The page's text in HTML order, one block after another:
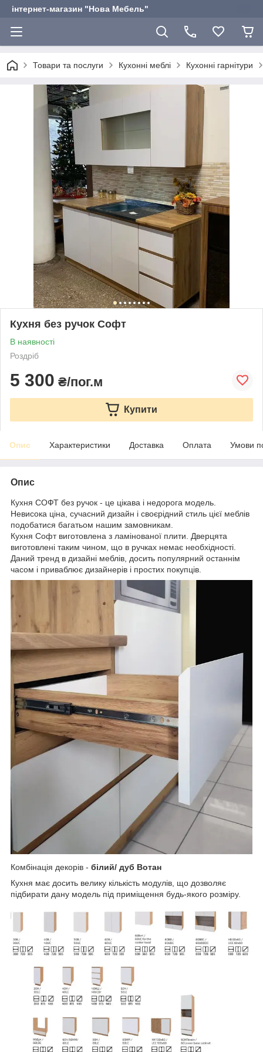
інтернет-магазин "Нова Мебель"
Товари та послуги Кухонні меблі Кухонні гарнітури
Кухня без ручок Софт
В наявності
Роздріб
5 300 ₴/пог.м
Купити
Опис Характеристики Доставка Оплата Умови
Опис
Кухня СОФТ без ручок - це цікава і недорога модель.
Невисока ціна, сучасний дизайн і своєрідний стиль цієї меблів
подобатися багатьом нашим замовникам.
Кухня Софт виготовлена з ламінованої плити. Дверцята
виготовлені таким чином, що в ручках немає необхідності.
Даний тренд в дизайні меблів, досить популярний останнім
часом і приваблює дизайнерів і простих покупців.
Комбінація декорів - білий/ дуб Вотан
Кухня має досить велику кількість модулів, що дозволяє
підбирати дану модель під приміщення будь-якого розміру.